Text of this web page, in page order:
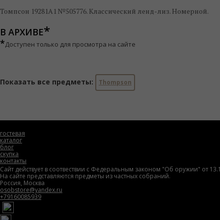
Томпсон 19281А1 №505776. Классический ленд-лиз. Номерной.
В АРХИВЕ
*Доступен только для просмотра на сайте
Показать все предметы: Thompson
гостевая
каталог
блог
скупка
контакты
Сайт действует в соотвествии с Федеральным законом "Об оружии" от
На сайте представляются предметы из частных собраний.
Россия, Москва
osobstore@yandex.ru
+79160085939